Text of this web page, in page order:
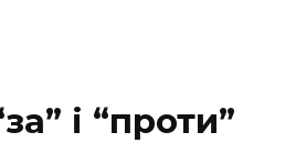
і “проти”